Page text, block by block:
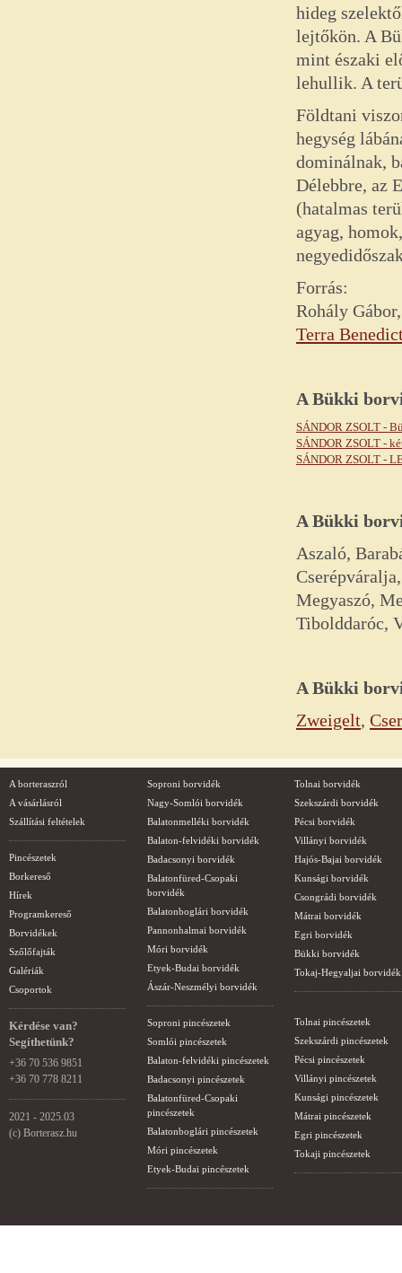
hideg
lejtőkön. A
mint északi
lehullik. A
Földtani
hegység
dominálnak,
Délebbre, az
(hatalmas
agyag,
Forrás:
Rohály
Terra
A Bükki
SÁNDOR ZSOLT -
SÁNDOR ZSOLT -
SÁNDOR ZSOLT -
A Bükki
Aszaló,
Megyaszó,
Tibolddaróc,
A Bükki
Zweigelt,
A borteraszról
A vásárlásról
Szállítási feltételek
Pincészetek
Borkereső
Hírek
Programkereső
Borvidékek
Szőlőfajták
Galériák
Csoportok
Kérdése van?
Segíthetünk?
+36 70 536 9851
+36 70 778 8211
2021 - 2025.03
(c) Borterasz.hu
Soproni borvidék
Nagy-Somlói borvidék
Balatonmelléki borvidék
Balaton-felvidéki borvidék
Badacsonyi borvidék
Balatonfüred-Csopaki
borvidék
Balatonboglári borvidék
Pannonhalmai borvidék
Móri borvidék
Etyek-Budai borvidék
Ászár-Neszmélyi borvidék
Soproni pincészetek
Somlói pincészetek
Balaton-felvidéki pincészetek
Badacsonyi pincészetek
Balatonfüred-Csopaki
pincészetek
Balatonboglári pincészetek
Móri pincészetek
Etyek-Budai pincészetek
Tolnai borvidék
Szekszárdi borvidék
Pécsi borvidék
Villányi borvidék
Hajós-Bajai borvidék
Kunsági borvidék
Csongrádi borvidék
Mátrai borvidék
Egri borvidék
Bükki borvidék
Tokaj-Hegyaljai borvidék
Tolnai pincészetek
Szekszárdi pincészetek
Pécsi pincészetek
Villányi pincészetek
Kunsági pincészetek
Mátrai pincészetek
Egri pincészetek
Tokaji pincészetek